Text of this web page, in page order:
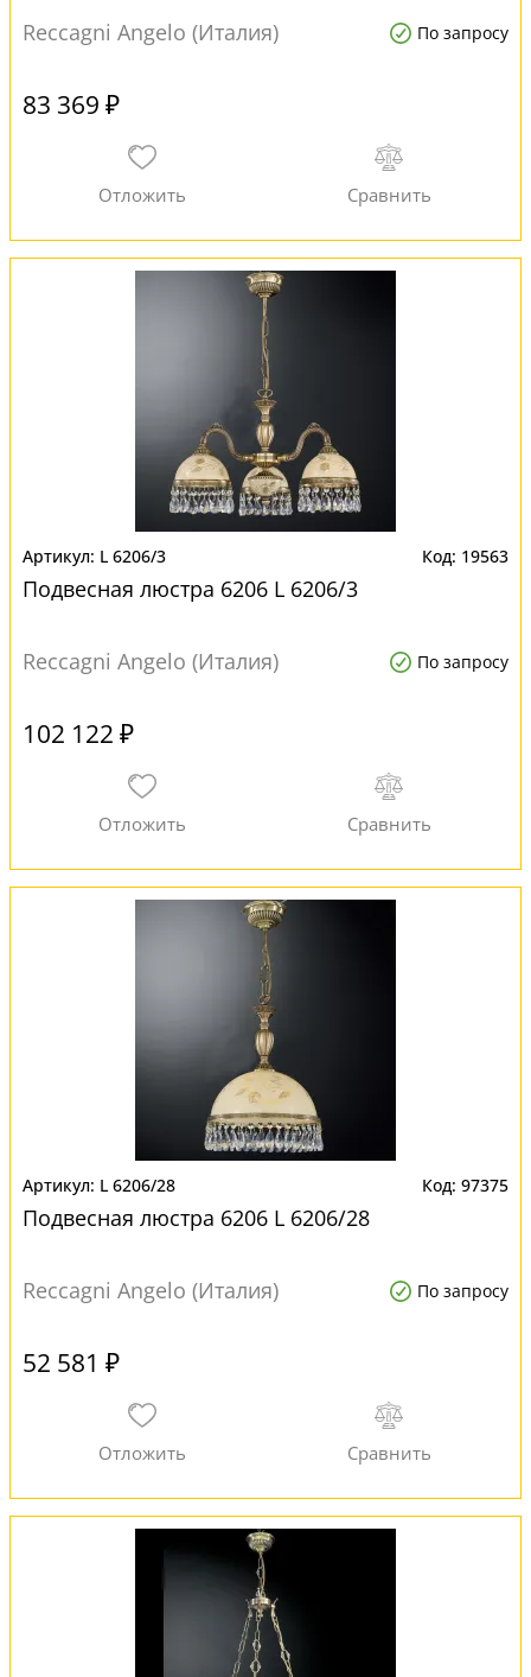
Reccagni Angelo (Италия) По запросу
83 369 ₽
L 6206/3 19563
Подвесная люстра 6206 L 6206/3
Reccagni Angelo (Италия) По запросу
102 122 ₽
L 6206/28 97375
Подвесная люстра 6206 L 6206/28
Reccagni Angelo (Италия) По запросу
52 581 ₽